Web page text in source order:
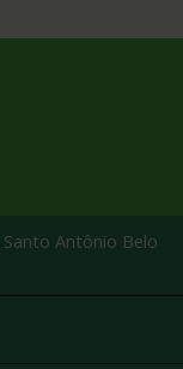
Antônio Belo